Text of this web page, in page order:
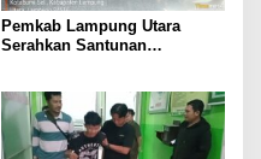
Pemkab Lampung Utara
Serahkan Santunan